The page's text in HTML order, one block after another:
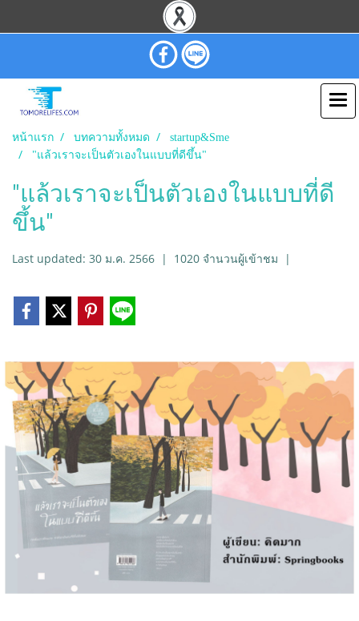
หน้าแรก บทความทั้งหมด
startup&Sme
"แล้วเราจะเป็นตัวเองในแบบที่ดีขึ้น"
"แล้วเราจะเป็นตัวเองในแบบที่ดี
ขึ้น"
Last updated: 30 ม.ค. 2566 | 1020 จำนวนผู้เข้าชม |